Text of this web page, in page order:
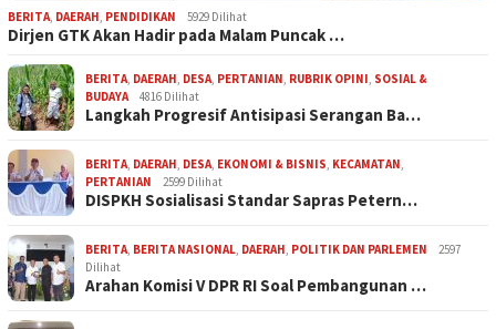
BERITA, DAERAH, PENDIDIKAN 5929 Dilihat
Dirjen GTK Akan Hadir pada Malam Puncak …
BERITA, DAERAH, DESA, PERTANIAN, RUBRIK OPINI, SOSIAL &
BUDAYA
4816 Dilihat
Langkah Progresif Antisipasi Serangan Ba…
BERITA, DAERAH, DESA, EKONOMI & BISNIS, KECAMATAN,
PERTANIAN
2599 Dilihat
DISPKH Sosialisasi Standar Sapras Petern…
BERITA, BERITA NASIONAL, DAERAH, POLITIK DAN PARLEMEN
2597
Dilihat
Arahan Komisi V DPR RI Soal Pembangunan …